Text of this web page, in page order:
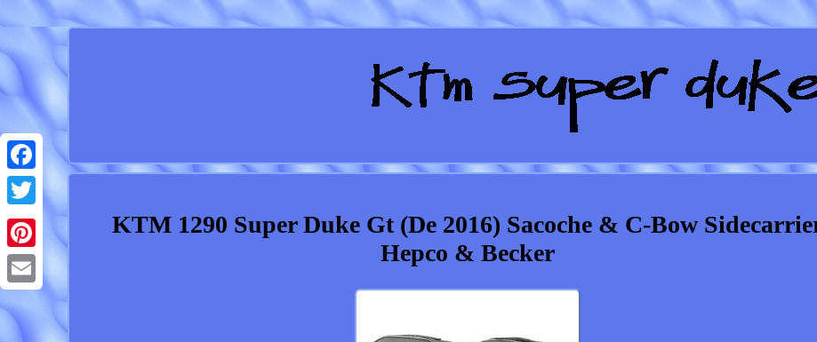
Facebook
Twitter
Pinterest
Email
KTM 1290 Super Duke Gt (De 2016) Sacoche & C-Bow
Hepco & Becker